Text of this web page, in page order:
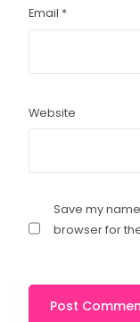
Email *
Website
Save my
browser for